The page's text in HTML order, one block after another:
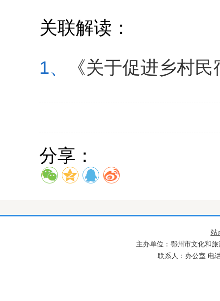
关联解读：
1、
《关于促进乡村
分享：
站
主办单位：鄂州市文化和
联系人：办公室 电